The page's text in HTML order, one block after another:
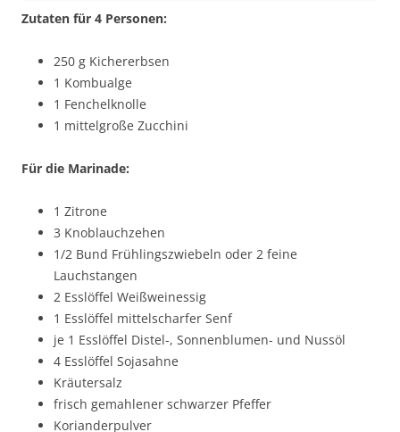
Zutaten für 4 Personen:
250 g Kichererbsen
1 Kombualge
1 Fenchelknolle
1 mittelgroße Zucchini
Für die Marinade:
1 Zitrone
3 Knoblauchzehen
1/2 Bund Frühlingszwiebeln oder 2 feine
Lauchstangen
2 Esslöffel Weißweinessig
1 Esslöffel mittelscharfer Senf
je 1 Esslöffel Distel-, Sonnenblumen- und Nussöl
4 Esslöffel Sojasahne
Kräutersalz
frisch gemahlener schwarzer Pfeffer
Korianderpulver